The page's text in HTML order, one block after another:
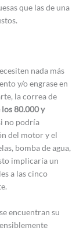
que las de una
nada más
y/o engrase en
la correa de
80.000 y
no podría
del motor y el
bomba de agua,
implicaría un
a las cinco
encuentran su